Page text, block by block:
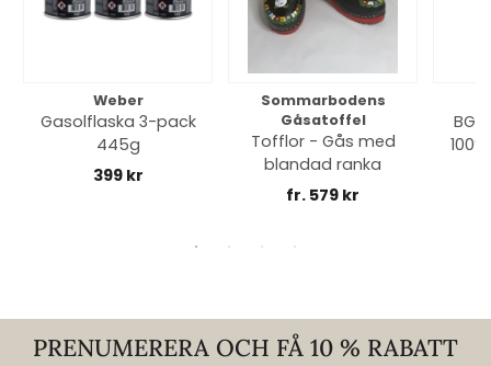
Weber
Gasolflaska 3-pack
445g
399 kr
Sommarbodens
Gåsatoffel
Tofflor - Gås med
blandad ranka
fr. 579 kr
PRENUMERERA OCH FÅ 10 % RABATT